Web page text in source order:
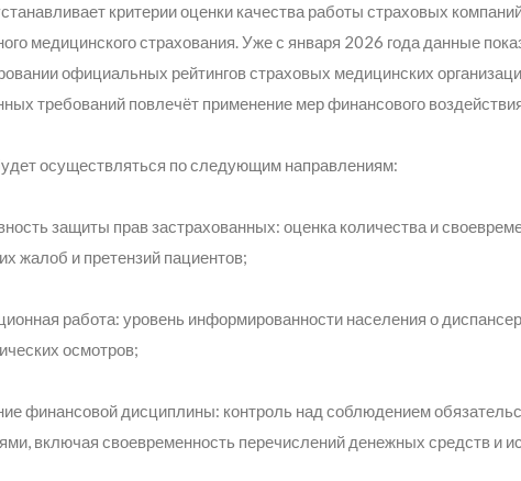
критерии оценки качества работы страховых
медицинского страхования. Уже с января 2026 года данные
официальных рейтингов страховых медицинских
требований повлечёт применение мер финансового
осуществляться по следующим направлениям:
защиты прав застрахованных: оценка количества и
жалоб и претензий пациентов;
работа: уровень информированности населения о
осмотров;
финансовой дисциплины: контроль над соблюдением
включая своевременность перечислений денежных средств и